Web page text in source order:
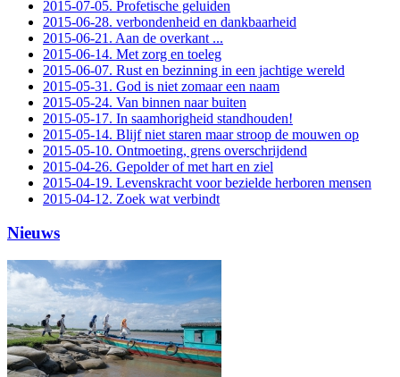
2015-07-05. Profetische geluiden
2015-06-28. verbondenheid en dankbaarheid
2015-06-21. Aan de overkant ...
2015-06-14. Met zorg en toeleg
2015-06-07. Rust en bezinning in een jachtige wereld
2015-05-31. God is niet zomaar een naam
2015-05-24. Van binnen naar buiten
2015-05-17. In saamhorigheid standhouden!
2015-05-14. Blijf niet staren maar stroop de mouwen op
2015-05-10. Ontmoeting, grens overschrijdend
2015-04-26. Gepolder of met hart en ziel
2015-04-19. Levenskracht voor bezielde herboren mensen
2015-04-12. Zoek wat verbindt
Nieuws